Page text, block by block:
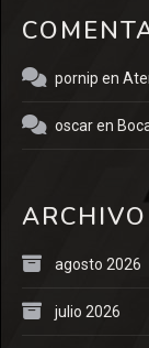
pornip en
oscaren
ARCHIVO
agosto 2026
julio 2026